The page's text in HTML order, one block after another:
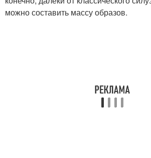
можно составить массу образов.